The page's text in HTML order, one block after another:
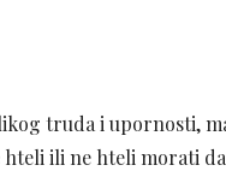
truda i upornosti,
hteli ili ne hteli morati